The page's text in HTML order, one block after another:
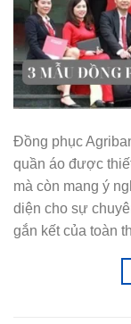
Đồng phục
quần áo được
mà còn mang ý
diện cho sự
gắn kết của toàn